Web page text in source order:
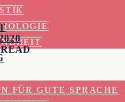
FÜR GUTE SPRACHE